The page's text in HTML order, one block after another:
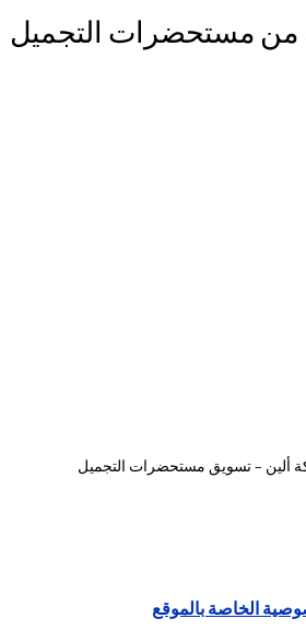
من مستحضرات التجميل
ألين – تسويق مستحضرات التجميل
الخاصة بالموقع